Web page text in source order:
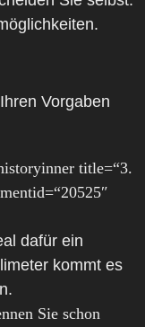
Vorgaben
title=“3.
dafür ein
kommt es
Sie schon